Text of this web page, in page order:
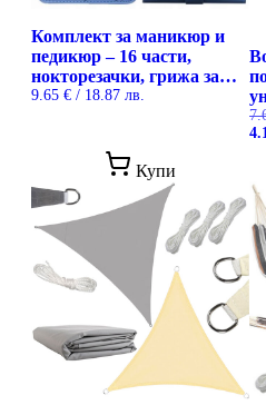
Комплект за маникюр и
педикюр – 16 части,
нокторезачки, грижа за
нокти
9.65 € / 18.87 лв.
Купи